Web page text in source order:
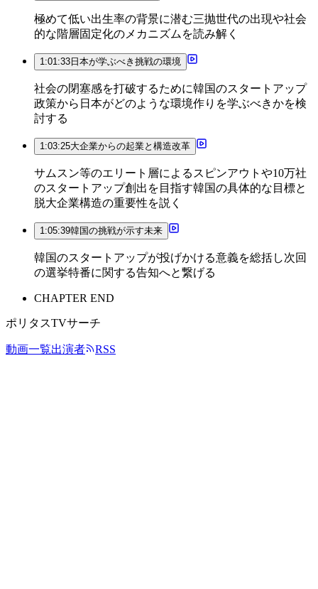
極めて低い出生率の背景に潜む三抛世代の出現や社会
的な階層固定化のメカニズムを読み解く
1:01:33 日本が学ぶべき挑戦の環境
社会の閉塞感を打破するために韓国のスタートアップ
政策から日本がどのような環境作りを学ぶべきかを検
討する
1:03:25大企業からの起業と構造改革
サムスン等のエリート層によるスピンアウトや10万社
のスタートアップ創出を目指す韓国の具体的な目標と
脱大企業構造の重要性を説く
1:05:39韓国の挑戦が示す未来
韓国のスタートアップが投げかける意義を総括し次回
の選挙特番に関する告知へと繋げる
CHAPTER END
ポリタスTVサーチ
動画一覧出演者 RSS